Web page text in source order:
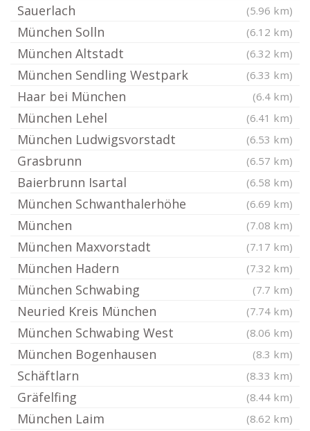
Sauerlach (5.96 km)
München Solln (6.12 km)
München Altstadt (6.32 km)
München Sendling Westpark (6.33 km)
Haar bei München (6.4 km)
München Lehel (6.41 km)
München Ludwigsvorstadt (6.53 km)
Grasbrunn (6.57 km)
Baierbrunn Isartal (6.58 km)
München Schwanthalerhöhe (6.69 km)
München (7.08 km)
München Maxvorstadt (7.17 km)
München Hadern (7.32 km)
München Schwabing (7.7 km)
Neuried Kreis München (7.74 km)
München Schwabing West (8.06 km)
München Bogenhausen (8.3 km)
Schäftlarn (8.33 km)
Gräfelfing (8.44 km)
München Laim (8.62 km)